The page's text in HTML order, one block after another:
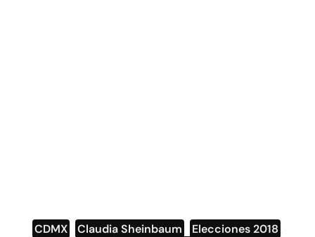
CDMX Claudia Sheinbaum Elecciones 2018